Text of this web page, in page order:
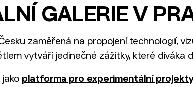
GALERIE V
zaměřená na propojení technologií,
vytváří jedinečné zážitky, které diváka
platforma pro experimentální